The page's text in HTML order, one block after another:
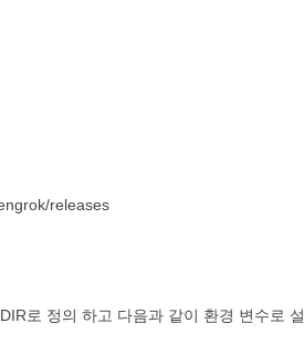
releases
로 정의 하고 다음과 같이 환경 변수로 설